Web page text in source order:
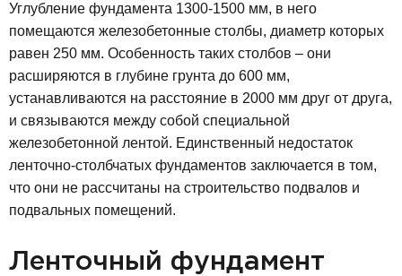
Углубление фундамента 1300-1500 мм, в него
помещаются железобетонные столбы, диаметр которых
равен 250 мм. Особенность таких столбов – они
расширяются в глубине грунта до 600 мм,
устанавливаются на расстояние в 2000 мм друг от друга,
и связываются между собой специальной
железобетонной лентой. Единственный недостаток
ленточно-столбчатых фундаментов заключается в том,
что они не рассчитаны на строительство подвалов и
подвальных помещений.
Ленточный фундамент